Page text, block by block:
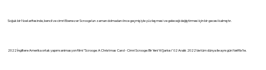
Soğuk bir Noel arifesinde, bencil ve cimri Ebenezer Scrooge'un zaman dolmadan önce geçmişiyle yüzleşmesi ve geleceği değiştirmesi için bir gecesi kalmıştır.
2022 İngiltere Amerika ortak yapımı animasyon filmi "Scrooge: A Christmas Carol - Cimri Scrooge: Bir Yeni Yıl Şarkısı" 02 Aralık 2022'de tüm dünya ile aynı gün Netflix'te.